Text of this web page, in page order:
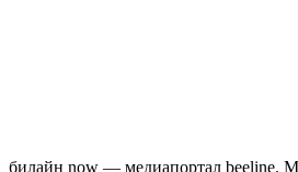
билайн now — медиапортал beeline.